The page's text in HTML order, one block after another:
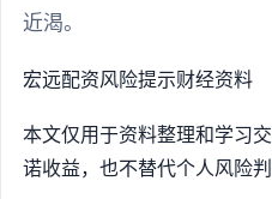
近渴。
宏远配资风险提示财经资料
本文仅用于资料整理和学习
诺收益，也不替代个人风险判